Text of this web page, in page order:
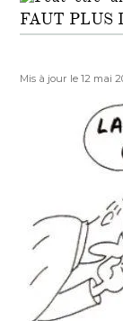
Publié
Mis à jour le 12 mai